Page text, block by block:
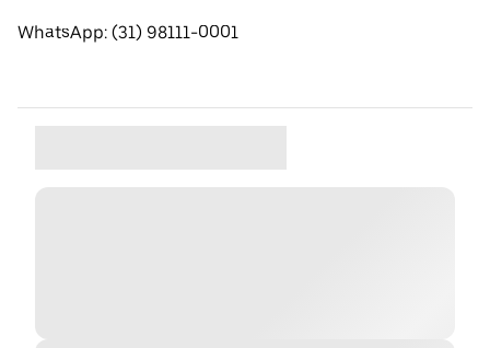
WhatsApp: (31) 98111-0001